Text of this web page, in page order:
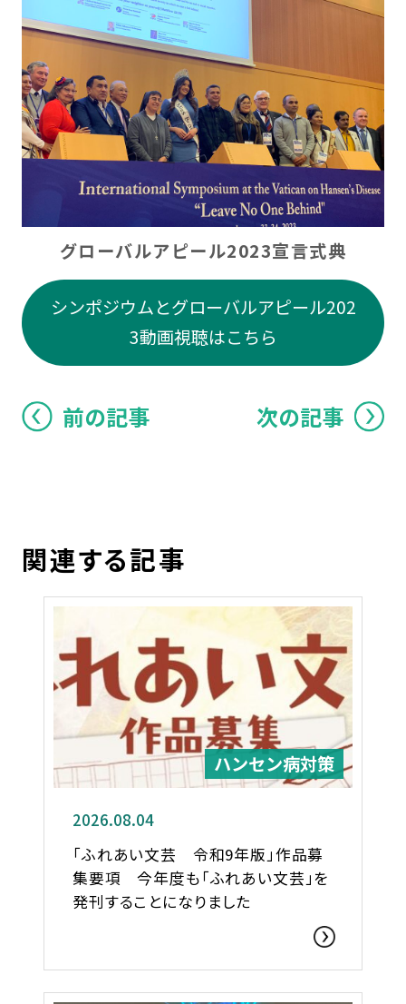
グローバルアピール2023宣言式典
シンポジウムとグローバルアピール202
3動画視聴はこちら
前の記事 次の記事
関連する記事
ハンセン病対策
2026.08.04
「ふれあい文芸 令和9年版」作品募
集要項 今年度も「ふれあい文芸」を
発刊することになりました